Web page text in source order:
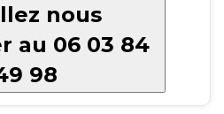
nous
au 06 03 84
98